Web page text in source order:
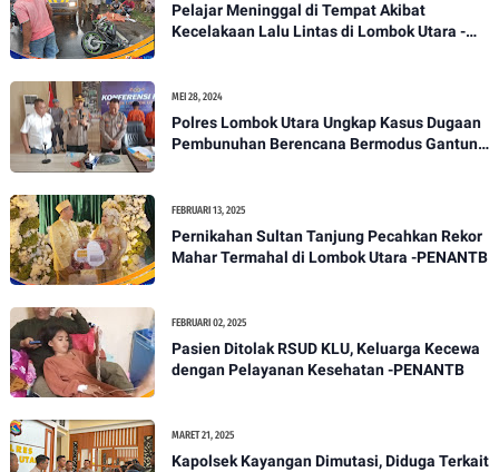
Pelajar Meninggal di Tempat Akibat
Kecelakaan Lalu Lintas di Lombok Utara -
MEI 28, 2024
Polres Lombok Utara Ungkap Kasus Dugaan
Pembunuhan Berencana Bermodus Gantung
FEBRUARI 13, 2025
Pernikahan Sultan Tanjung Pecahkan Rekor
Mahar Termahal di Lombok Utara -PENANTB
FEBRUARI 02, 2025
Pasien Ditolak RSUD KLU, Keluarga Kecewa
dengan Pelayanan Kesehatan -PENANTB
MARET 21, 2025
Kapolsek Kayangan Dimutasi, Diduga Terkait